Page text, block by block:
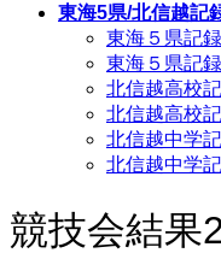
東海5県/北信越記
東海５県記
東海５県記
北信越高校
北信越高校
北信越中学
北信越中学
競技会結果